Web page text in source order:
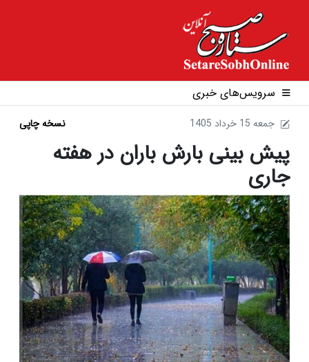
سرویس‌های خبری
1405 جمعه 15 خرداد نسخه چاپی
پیش بینی بارش باران در هفته
جاری